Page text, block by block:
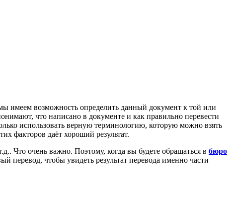
имеем возможность определить данный документ к той или
что написано в документе и как правильно перевести
использовать верную терминологию, которую можно взять
факторов даёт хороший результат.
Что очень важно. Поэтому, когда вы будете обращаться в бюро
перевод, чтобы увидеть результат перевода именно части